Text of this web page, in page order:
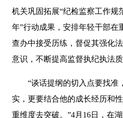
机关巩固拓展“纪检监察工作规
年”行动成果，安排年轻干部在
查办中接受历练，督促其强化
意识，不断提高监督执纪执法质
“谈话提纲的切入点要找准
实，更要结合他的成长经历和
重维度去突破。”4月16日，在